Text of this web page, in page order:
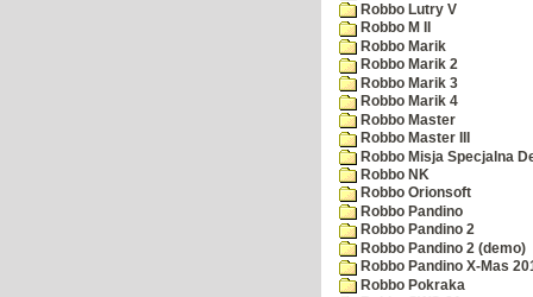
Robbo Lutry V
Robbo M II
Robbo Marik
Robbo Marik 2
Robbo Marik 3
Robbo Marik 4
Robbo Master
Robbo Master III
Robbo Misja Specjalna
Robbo NK
Robbo Orionsoft
Robbo Pandino
Robbo Pandino 2
Robbo Pandino 2 (demo)
Robbo Pandino X-Mas
Robbo Pokraka